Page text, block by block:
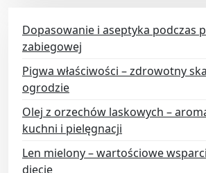
Dopasowanie i aseptyka podczas
zabiegowej
Pigwa właściwości – zdrowotny
ogrodzie
Olej z orzechów laskowych –
kuchni i pielęgnacji
Len mielony – wartościowe
diecie